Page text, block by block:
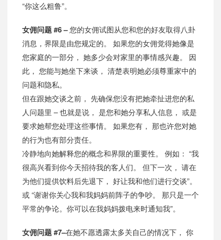
“你这么粗鲁”。
女佣问题 #6 –您的女佣试图从您和您的好友取得八卦
消息，界限是由您规定的。 如果您的女佣觉得她像是
您家庭的一部分， 她多少会对家里的事情感兴趣。 因
此， 您能与她坐下来谈， 清楚表明她必须尊重家中的
问题和隐私。
但在跟她交谈之前， 先确保您没有把她牵扯进您的私
人问题里 – 也就是说， 是您和她分享私人信息， 或是
要求她帮您处理这些事情。 如果您有， 那也许您对她
的行为也有部分责任。
冷静地向她解释您的概念和界限的重要性。 例如： “我
很高兴看到你今天招待我的客人们。 但下一次， 请在
为他们提供饮料后先退下， 好让我和他们进行交谈”。
或 “谢谢你关心我和我妈妈前阵子的争吵。 那只是一个
平常的争论。你可以在我妈妈拨电来时通知我”。
女佣问题 #7–在她不愿透露太多关自己的情况下， 你